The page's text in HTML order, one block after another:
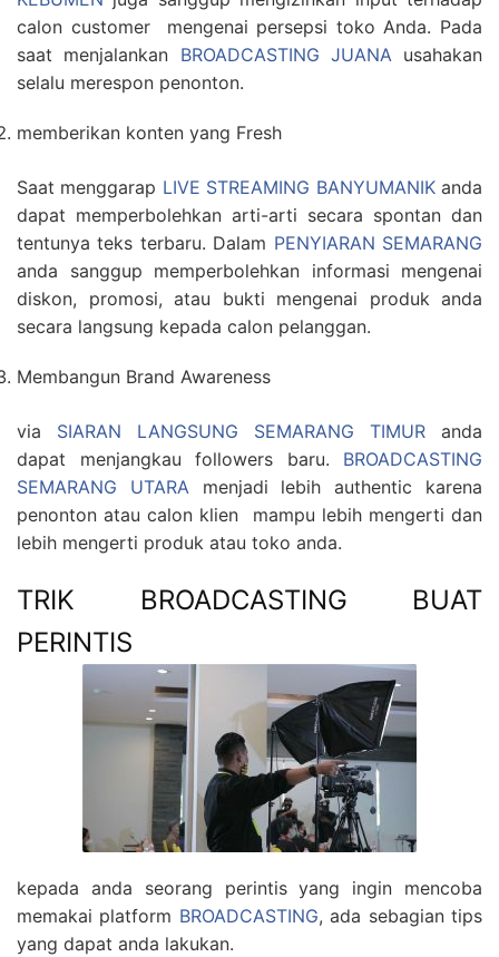
calon customer mengenai persepsi toko Anda. Pada
saat menjalankan BROADCASTING JUANAusahakan
selalu merespon penonton.
memberikan konten yang Fresh
Saat menggarap LIVE STREAMING BANYUMANIKanda
dapat memperbolehkan arti-arti secara spontan dan
tentunya teks terbaru. Dalam PENYIARAN SEMARANG
anda sanggup memperbolehkan informasi mengenai
diskon, promosi, atau bukti mengenai produk anda
secara langsung kepada calon pelanggan.
Membangun Brand Awareness
via SIARAN LANGSUNG SEMARANG TIMUR anda
dapat menjangkau followers baru. BROADCASTING
SEMARANG UTARAmenjadi lebih authentic karena
penonton atau calon klien mampu lebih mengerti dan
lebih mengerti produk atau toko anda.
TRIK BROADCASTING BUAT
PERINTIS
kepada anda seorang perintis yang ingin mencoba
memakai platform BROADCASTING, ada sebagian tips
yang dapat anda lakukan.